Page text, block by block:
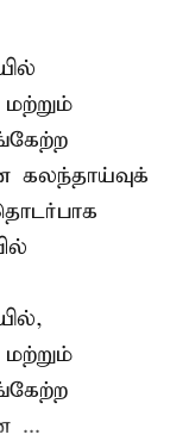
கலந்தாய்வுக்
...